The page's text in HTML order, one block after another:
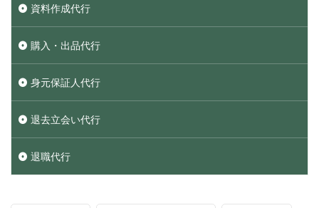
資料作成代行
購入・出品代行
身元保証人代行
退去立会い代行
退職代行